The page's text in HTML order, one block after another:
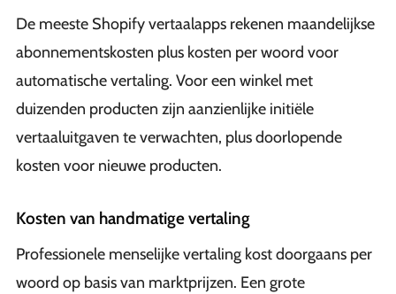
De meeste Shopify vertaalapps rekenen maandelijkse
abonnementskosten plus kosten per woord voor
automatische vertaling. Voor een winkel met
duizenden producten zijn aanzienlijke initiële
vertaaluitgaven te verwachten, plus doorlopende
kosten voor nieuwe producten.
Kosten van handmatige vertaling
Professionele menselijke vertaling kost doorgaans per
woord op basis van marktprijzen. Een grote